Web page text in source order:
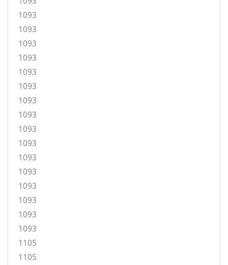
1093
1093
1093
1093
1093
1093
1093
1093
1093
1093
1093
1093
1093
1093
1093
1093
1105
1105